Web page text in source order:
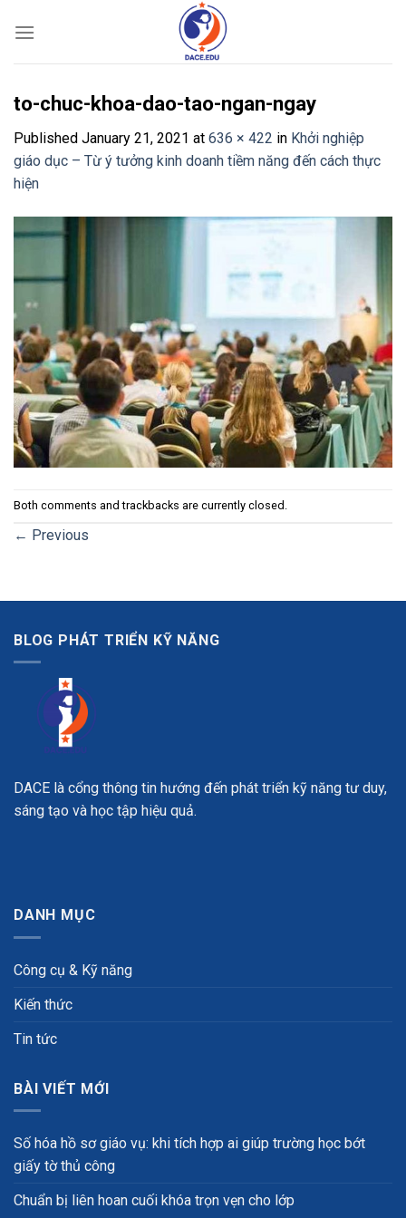
to-chuc-khoa-dao-tao-ngan-ngay
Published January 21, 2021 at 636 × 422 in Khởi nghiệp
giáo dục – Từ ý tưởng kinh doanh tiềm năng đến cách thực
hiện
Both comments and trackbacks are currently closed.
← Previous
BLOG PHÁT TRIỂN KỸ NĂNG
DACE là cổng thông tin hướng đến phát triển kỹ năng tư duy,
sáng tạo và học tập hiệu quả.
DANH MỤC
Công cụ & Kỹ năng
Kiến thức
Tin tức
BÀI VIẾT MỚI
Số hóa hồ sơ giáo vụ: khi tích hợp ai giúp trường học bớt
giấy tờ thủ công
Chuẩn bị liên hoan cuối khóa trọn vẹn cho lớp